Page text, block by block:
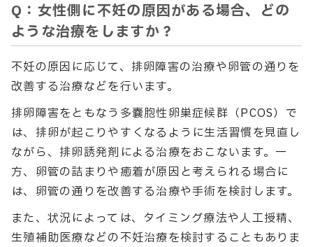
Q：女性側に不妊の原因がある場合、どの
ような治療をしますか？
不妊の原因に応じて、排卵障害の治療や卵管の通りを
改善する治療などを行います。
排卵障害をともなう多嚢胞性卵巣症候群（PCOS）で
は、排卵が起こりやすくなるように生活習慣を見直し
ながら、排卵誘発剤による治療をおこないます。一
方、卵管の詰まりや癒着が原因と考えられる場合に
は、卵管の通りを改善する治療や手術を検討します。
また、状況によっては、タイミング療法や人工授精、
生殖補助医療などの不妊治療を検討することもありま